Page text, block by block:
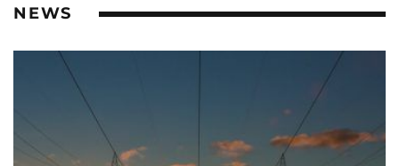
NEWS